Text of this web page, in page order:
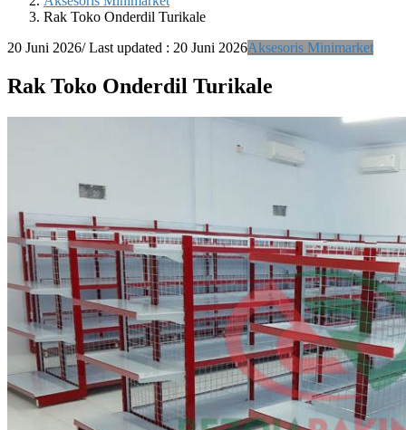
Rak Toko Onderdil Turikale
20 Juni 2026/ Last updated : 20 Juni 2026Aksesoris Minimarket
Rak Toko Onderdil Turikale